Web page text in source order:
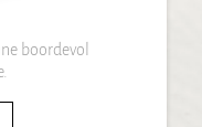
boordevol